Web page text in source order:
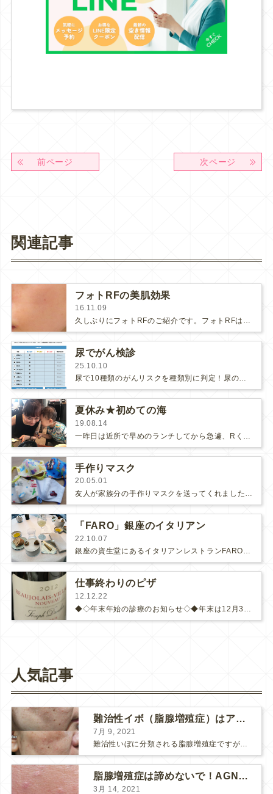
前ページ 次ページ
関連記事
フォトRFの美肌効果
16.11.09
久しぶりにフォトRFのご紹介です。フォトRFはオールラウンドでお肌がキレイになるので一年を通して人気の治療です。 左…
尿でがん検診
25.10.10
尿で10種類のがんリスクを種類別に判定！尿のマイクロRNAを調べてがんのリスクを判定するマイシグナルを導入しまして、私も早速、検…
夏休み★初めての海
19.08.14
手作りマスク
20.05.01
友人が家族分の手作りマスクを送ってくれました。(さらに…)
「FARO」銀座のイタリアン
22.10.07
銀座の資生堂にあるイタリアンレストランFAROに２週連続で伺いました。1週目は美容皮膚科医の友人と。スパッとまっすぐで、飾り気…
仕事終わりのピザ
12.12.22
人気記事
難治性イボ（脂腺増殖症）はアグネスAGNESが効果的です！
7月 9, 2021
難治性いぼに分類される脂腺増殖症ですが、脂腺増殖症はAGNESアグネスにとても良く反応して、きれいに治すことができます。 ↑ 脂腺増殖症をアグネスAGNESで３回治療した1ヶ月後の写真です。...
脂腺増殖症は諦めないで！AGNESアグネス治療でツルツル肌に！
3月 14, 2021